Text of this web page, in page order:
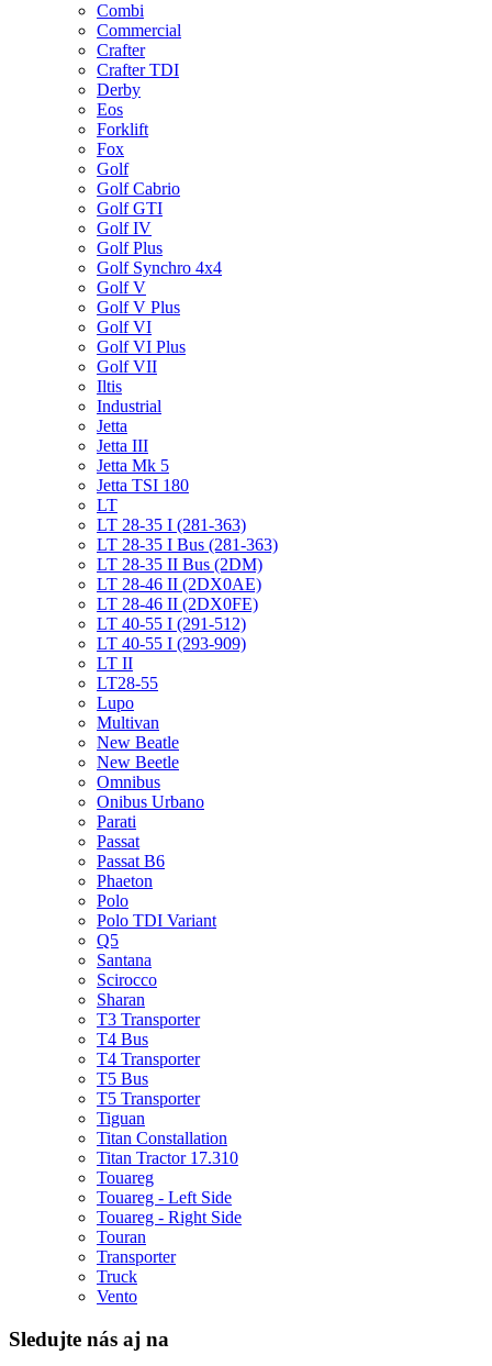
Combi
Commercial
Crafter
Crafter TDI
Derby
Eos
Forklift
Fox
Golf
Golf Cabrio
Golf GTI
Golf IV
Golf Plus
Golf Synchro 4x4
Golf V
Golf V Plus
Golf VI
Golf VI Plus
Golf VII
Iltis
Industrial
Jetta
Jetta III
Jetta Mk 5
Jetta TSI 180
LT
LT 28-35 I (281-363)
LT 28-35 I Bus (281-363)
LT 28-35 II Bus (2DM)
LT 28-46 II (2DX0AE)
LT 28-46 II (2DX0FE)
LT 40-55 I (291-512)
LT 40-55 I (293-909)
LT II
LT28-55
Lupo
Multivan
New Beatle
New Beetle
Omnibus
Onibus Urbano
Parati
Passat
Passat B6
Phaeton
Polo
Polo TDI Variant
Q5
Santana
Scirocco
Sharan
T3 Transporter
T4 Bus
T4 Transporter
T5 Bus
T5 Transporter
Tiguan
Titan Constallation
Titan Tractor 17.310
Touareg
Touareg - Left Side
Touareg - Right Side
Touran
Transporter
Truck
Vento
Sledujte nás aj na